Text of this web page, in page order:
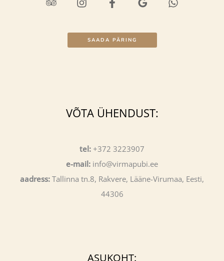
SAADA PÄRING
VÕTA ÜHENDUST:
tel: +372 3223907
e-mail: info@virmapubi.ee
aadress: Tallinna tn.8, Rakvere, Lääne-Virumaa, Eesti,
44306
ASUKOHT: